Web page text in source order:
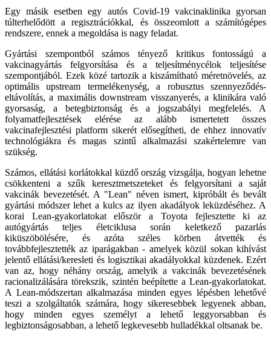
Egy másik esetben egy autós Covid-19 vakcinaklinika gyorsan
túlterhelődött a regisztrációkkal, és összeomlott a számítógépes
rendszere, ennek a megoldása is nagy feladat.
Gyártási szempontból számos tényező kritikus fontosságú a
vakcinagyártás felgyorsítása és a teljesítménycélok teljesítése
szempontjából. Ezek közé tartozik a kiszámítható méretnövelés, az
optimális upstream termelékenység, a robusztus szennyeződés-
eltávolítás, a maximális downstream visszanyerés, a klinikára való
gyorsaság, a betegbiztonság és a jogszabályi megfelelés. A
folyamatfejlesztések elérése az alább ismertetett összes
vakcinafejlesztési platform sikerét elősegítheti, de ehhez innovatív
technológiákra és magas szintű alkalmazási szakértelemre van
szükség.
Számos, ellátási korlátokkal küzdő ország vizsgálja, hogyan lehetne
csökkenteni a szűk keresztmetszeteket és felgyorsítani a saját
vakcinák bevezetését. A "Lean" néven ismert, kipróbált és bevált
gyártási módszer lehet a kulcs az ilyen akadályok leküzdéséhez. A
korai Lean-gyakorlatokat először a Toyota fejlesztette ki az
autógyártás teljes életciklusa során keletkező pazarlás
kiküszöbölésére, és azóta széles körben átvették és
továbbfejlesztették az iparágakban - amelyek közül sokan kihívást
jelentő ellátási/keresleti és logisztikai akadályokkal küzdenek. Ezért
van az, hogy néhány ország, amelyik a vakcinák bevezetésének
racionalizálására törekszik, szintén beépítette a Lean-gyakorlatokat.
A Lean-módszertan alkalmazása minden egyes lépésben lehetővé
teszi a szolgáltatók számára, hogy sikeresebbek legyenek abban,
hogy minden egyes személyt a lehető leggyorsabban és
legbiztonságosabban, a lehető legkevesebb hulladékkal oltsanak be.